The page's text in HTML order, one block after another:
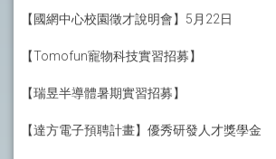
【國網中心校園徵才說明會】5月22日
【Tomofun寵物科技實習招募】
【瑞昱半導體暑期實習招募】
【達方電子預聘計畫】優秀研發人才獎學金